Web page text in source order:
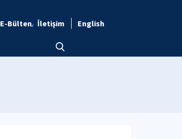
E-Bülten İletişim English